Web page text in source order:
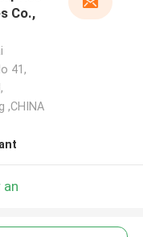
Co.,
41,
,CHINA
an